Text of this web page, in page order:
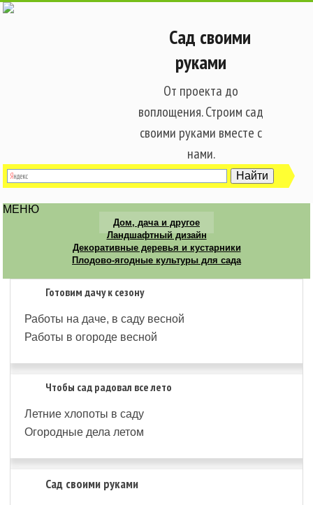
Сад своими
руками
От проекта до
воплощения. Строим сад
своими руками вместе с
нами.
МЕНЮ
Дом, дача и другое
Ландшафтный дизайн
Декоративные деревья и кустарники
Плодово-ягодные культуры для сада
Готовим дачу к сезону
Работы на даче, в саду весной
Работы в огороде весной
Чтобы сад радовал все лето
Летние хлопоты в саду
Огородные дела летом
Сад своими руками